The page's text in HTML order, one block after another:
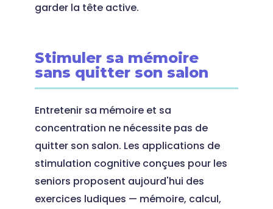
garder la tête active.
Stimuler sa mémoire
sans quitter son salon
Entretenir sa mémoire et sa
concentration ne nécessite pas de
quitter son salon. Les applications de
stimulation cognitive conçues pour les
seniors proposent aujourd'hui des
exercices ludiques — mémoire, calcul,